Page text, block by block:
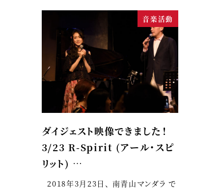
音楽活動
ダイジェスト映像できました！
3/23 R-Spirit (アール・スピ
リット) …
2018年3月23日、 南青山マンダラ で